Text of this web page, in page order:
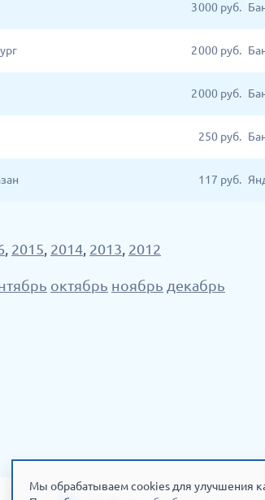
3 000 руб.
2 000 руб.
2 000 руб.
250 руб.
117 руб.
, 2015, 2014, 2013, 2012
октябрь ноябрь декабрь
Мы обрабатываем cookies для улучшения